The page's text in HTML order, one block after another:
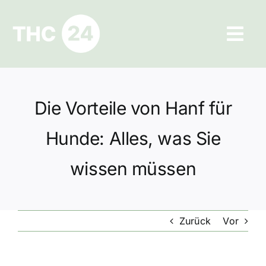
springen
Ratgeber
Hilfe und Kontakt
Datenschutz
Die Vorteile von Hanf für
Hunde: Alles, was Sie
wissen müssen
Zurück Vor